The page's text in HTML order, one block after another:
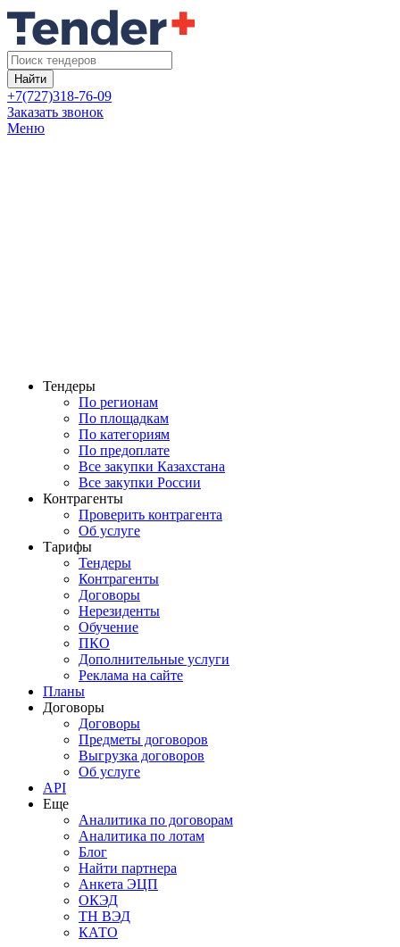
Найти
+7(727)318-76-09
Заказать звонок
Меню
Тендеры
По регионам
По площадкам
По категориям
По предоплате
Все закупки Казахстана
Все закупки России
Контрагенты
Проверить контрагента
Об услуге
Тарифы
Тендеры
Контрагенты
Договоры
Нерезиденты
Обучение
ПКО
Дополнительные услуги
Реклама на сайте
Планы
Договоры
Договоры
Предметы договоров
Выгрузка договоров
Об услуге
API
Еще
Аналитика по договорам
Аналитика по лотам
Блог
Найти партнера
Анкета ЭЦП
ОКЭД
ТН ВЭД
КАТО